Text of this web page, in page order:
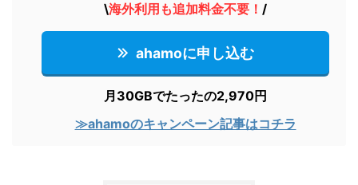
\海外利用も追加料金不要 ！ /
ahamoに申し込む
月30GBでたったの2,970円
≫ahamoのキャンペーン記事はコチラ